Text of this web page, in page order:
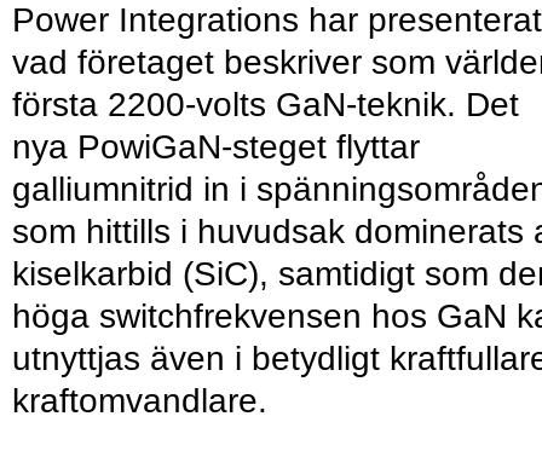
Power Integrations har presenterat
vad företaget beskriver som
första 2200-volts GaN-teknik. Det
nya PowiGaN-steget flyttar
galliumnitrid in i
som hittills i huvudsak dominerats
kiselkarbid (SiC), samtidigt som
höga switchfrekvensen hos GaN
utnyttjas även i betydligt
kraftomvandlare.